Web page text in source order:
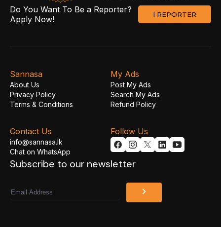
Do You Want To Be a Reporter?
Apply Now!
I REPORTER
Subscribe to our newsletter
Email
Sannasa
About Us
Privacy Policy
Terms & Conditions
My Ads
Post My Ads
Search My Ads
Refund Policy
Contact Us
info@sannasa.lk
Chat on WhatsApp
Follow Us